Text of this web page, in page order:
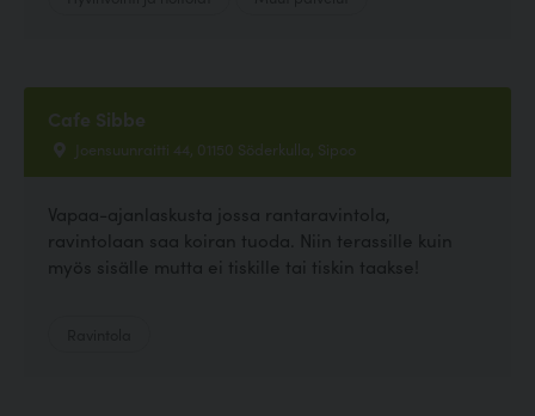
Cafe Sibbe
Joensuunraitti 44, 01150 Söderkulla, Sipoo
Vapaa-ajanlaskusta jossa rantaravintola,
ravintolaan saa koiran tuoda. Niin terassille kuin
myös sisälle mutta ei tiskille tai tiskin taakse!